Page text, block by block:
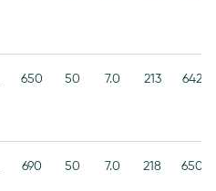
650 50 7.0 213 642
690 50 7.0 218 650